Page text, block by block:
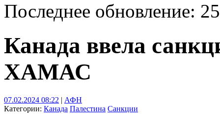
Последнее обновление:
Канада ввела
ХАМАС
07.02.2024 08:22 | АФН
Категории: Канада Палестина Санкции